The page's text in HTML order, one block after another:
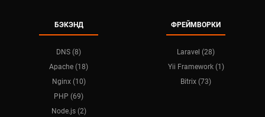
БЭКЭНД
DNS (8)
Apache (18)
Nginx (10)
PHP (69)
Node.js (2)
ФРЕЙМВОРКИ
Laravel (28)
Yii Framework (1)
Bitrix (73)